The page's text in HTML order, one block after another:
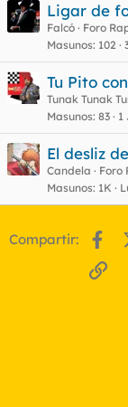
Ligar de
Falcó
Foro
Masunos 102
Tu Pito
Tunak Tunak
Masunos 83 1
El desliz
Candela
Foro
Masunos 1K
Compartir: